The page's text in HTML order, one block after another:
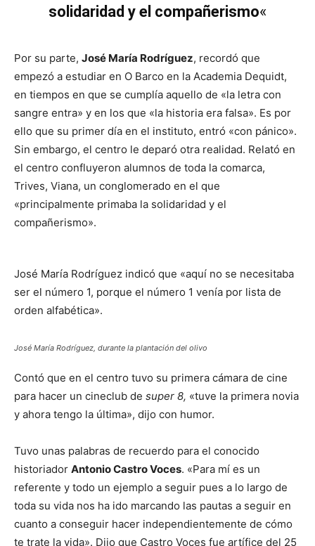
solidaridad y el compañerismo«
Por su parte, José María Rodríguez, recordó que
empezó a estudiar en O Barco en la Academia Dequidt,
en tiempos en que se cumplía aquello de «la letra con
sangre entra» y en los que «la historia era falsa». Es por
ello que su primer día en el instituto, entró «con pánico».
Sin embargo, el centro le deparó otra realidad. Relató en
el centro confluyeron alumnos de toda la comarca,
Trives, Viana, un conglomerado en el que
«principalmente primaba la solidaridad y el
compañerismo».
José María Rodríguez indicó que «aquí no se necesitaba
ser el número 1, porque el número 1 venía por lista de
orden alfabética».
José María Rodríguez, durante la plantación del olivo
Contó que en el centro tuvo su primera cámara de cine
para hacer un cineclub de super 8, «tuve la primera novia
y ahora tengo la última», dijo con humor.
Tuvo unas palabras de recuerdo para el conocido
historiador Antonio Castro Voces. «Para mí es un
referente y todo un ejemplo a seguir pues a lo largo de
toda su vida nos ha ido marcando las pautas a seguir en
cuanto a conseguir hacer independientemente de cómo
te trate la vida». Dijo que Castro Voces fue artífice del 25